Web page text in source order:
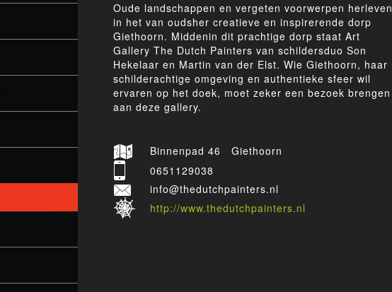
Oude landschappen en vergeten voorwerpen herleven
in het van oudsher creatieve en inspirerende dorp
Giethoorn. Middenin dit prachtige dorp staat Art
Gallery The Dutch Painters van schildersduo Son
Hekelaar en Martin van der Elst. Wie Giethoorn, haar
schilderachtige omgeving en authentieke sfeer wil
ervaren op het doek, moet zeker een bezoek brengen
aan deze gallery.
Binnenpad 46 Giethoorn
0651129038
info@thedutchpainters.nl
http://www.thedutchpainters.nl